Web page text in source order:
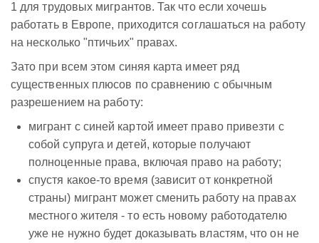
1 для трудовых мигрантов. Так что если хочешь
работать в Европе, приходится соглашаться на работу
на несколько "птичьих" правах.
Зато при всем этом синяя карта имеет ряд
существенных плюсов по сравнению с обычным
разрешением на работу:
мигрант с синей картой имеет право привезти с
собой супруга и детей, которые получают
полноценные права, включая право на работу;
спустя какое-то время (зависит от конкретной
страны) мигрант может сменить работу на правах
местного жителя - то есть новому работодателю
уже не нужно будет доказывать властям, что он не